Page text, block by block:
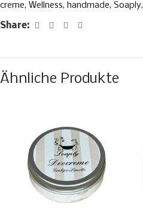
creme, Wellness, handmade, Soaply,
Share:
Ähnliche Produkte